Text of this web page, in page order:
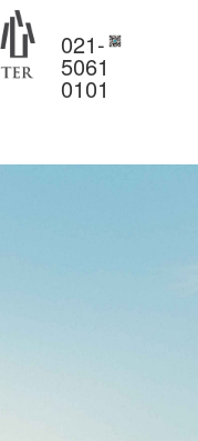
021-
5061
0101
便企业购置各类不动产